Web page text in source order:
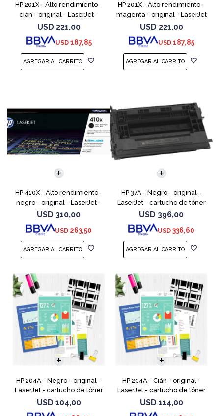
HP 201X - Alto rendimiento -
cián - original - LaserJet -
cartucho de tóner (CF401X) -
para Color LaserJet Pro
M252dn, M252dw, M
USD 221,00
USD 187,85
HP 201X - Alto rendimiento -
magenta - original - LaserJet
- cartucho de tóner (CF403X)
- para Color LaserJet Pro
M252dn, M252dw
USD 221,00
USD 187,85
HP 410X - Alto rendimiento -
negro - original - LaserJet -
cartucho de tóner (CF410X) -
para Color LaserJet Pro M452,
MFP M377,
USD 310,00
USD 263,50
HP 37A - Negro - original -
LaserJet - cartucho de tóner
(CF237A) - para LaserJet
Managed MFP E62555;
LaserJet Managed Flow MFP
USD 396,00
USD 336,60
HP 204A - Negro - original -
LaserJet - cartucho de tóner
(CF510A) - para Color
LaserJet Pro M154a, M154nw,
USD 104,00
HP 204A - Cián - original -
LaserJet - cartucho de tóner
(CF511A) - para Color LaserJet
Pro M154a, M154nw, MFP
USD 114,00